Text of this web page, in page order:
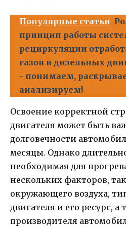
Популярные статьи
принцип работы
рециркуляции
газов в дизельных
- понимаем,
анализируем!
Освоение корректной
двигателя может быть
долговечности
месяцы. Однако
необходимая для
нескольких факторов,
окружающего воздуха,
двигателя и его ресурс,
производителя